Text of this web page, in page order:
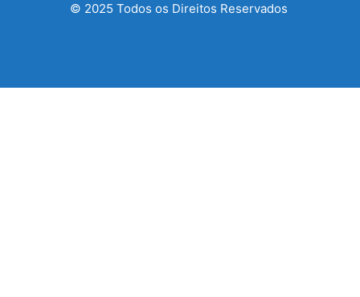
© 2025 Todos os Direitos Reservados